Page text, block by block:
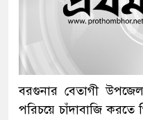
বরগুনার বেতাগী
পরিচয়ে চাঁদাবাজি